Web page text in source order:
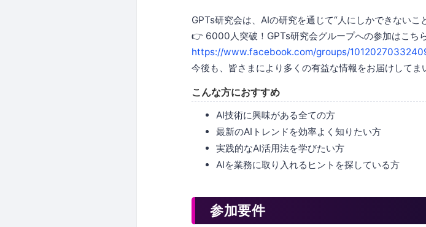
GPTs研究会は、AIの研究を通じて“人にしかできないこ
👉 6000人突破！GPTs研究会グループへの参加はこち
https://www.facebook.com/groups/
今後も、皆さまにより多くの有益な情報をお届けしてま
こんな方におすすめ
AI技術に興味がある全ての方
最新のAIトレンドを効率よく知りたい方
実践的なAI活用法を学びたい方
AIを業務に取り入れるヒントを探している方
参加要件